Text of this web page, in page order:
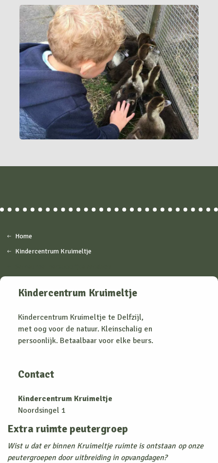
Home
Kindercentrum Kruimeltje
Kindercentrum Kruimeltje
Kindercentrum Kruimeltje te Delfzijl,
met oog voor de natuur. Kleinschalig en
persoonlijk. Betaalbaar voor elke beurs.
Contact
Kindercentrum Kruimeltje
Noordsingel 1
Telefoonnummer
05 96 56 85 00
Bij geen gehoor
06 29 49 07 74
Extra ruimte peutergroep
Wist u dat er binnen Kruimeltje ruimte is ontstaan op onze
peutergroepen door uitbreiding in opvangdagen?